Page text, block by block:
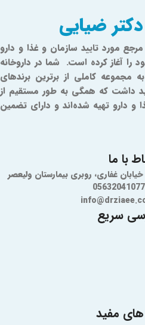
دکتر ضیایی
مورد تایید سازمان و غذا و دارو
1379 فعالیت خود را آغاز کرده است. شما در داروخانه
سال سابقه به مجموعه کاملی از برترین برندهای
داشت که همگی به طور مستقیم از
و دارو تهیه شده‌اند و دارای تضمین
با ما
غفاری، روبری بیمارستان ولیعصر
سریع
مفید